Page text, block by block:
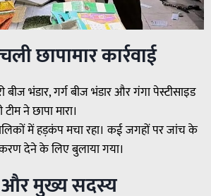
छापामार कार्रवाई
भंडार, गर्ग बीज भंडार और गंगा पेस्टीसाइड
ने छापा मारा।
में हड़कंप मचा रहा। कई जगहों पर जांच के
देने के लिए बुलाया गया।
और मुख्य सदस्य